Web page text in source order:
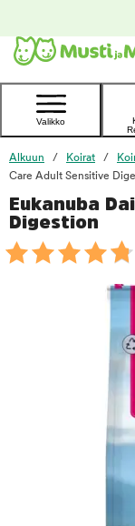
Ota yhteyttä
asiakaspalveluun
Valikko
Alkuun Koirat
Care Adult Sensitive
Eukanuba
Digestion
foo